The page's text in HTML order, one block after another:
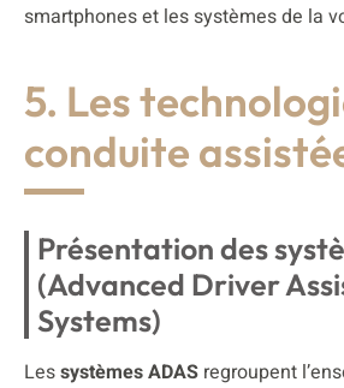
smartphones et les systèmes de la
5. Les
conduite
Présentation des
(Advanced Driver
Systems)
Lessystèmes ADAS regroupent